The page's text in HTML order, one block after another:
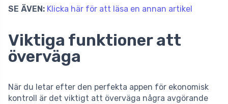
SE ÄVEN: Klicka här för att läsa en annan artikel
Viktiga funktioner att
överväga
När du letar efter den perfekta appen för ekonomisk
kontroll är det viktigt att överväga några avgörande